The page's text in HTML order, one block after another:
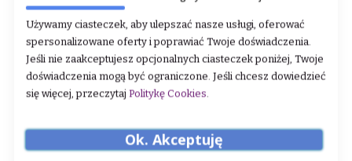
Używamy ciasteczek, aby ulepszać nasze usługi, oferować
spersonalizowane oferty i poprawiać Twoje doświadczenia.
Jeśli nie zaakceptujesz opcjonalnych ciasteczek poniżej, Twoje
doświadczenia mogą być ograniczone. Jeśli chcesz dowiedzieć
się więcej, przeczytaj Politykę Cookies.
Ok. Akceptuję